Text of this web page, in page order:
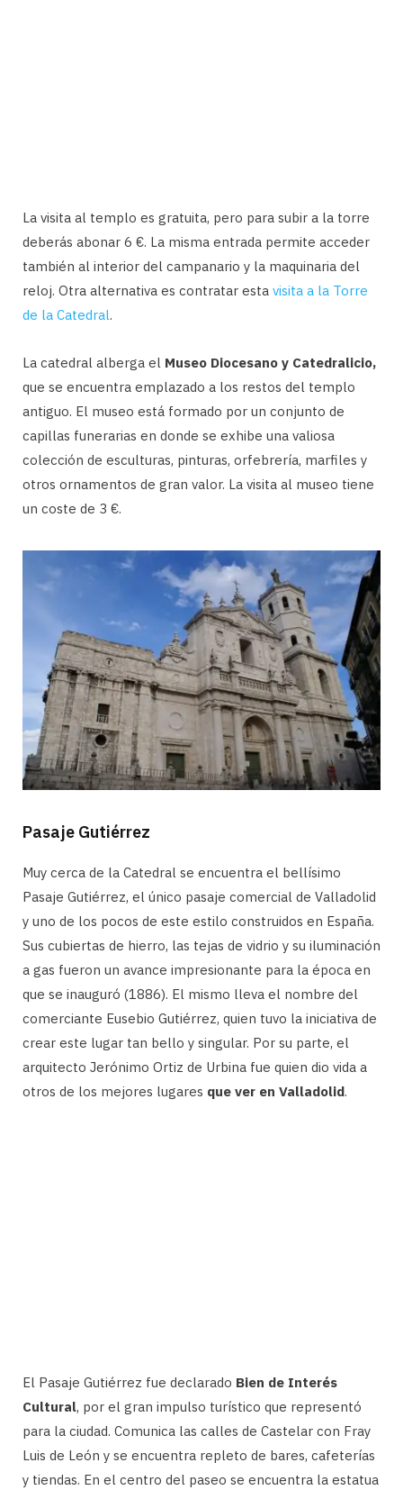
La visita al templo es gratuita, pero para subir a la torre
deberás abonar 6 €. La misma entrada permite acceder
también al interior del campanario y la maquinaria del
reloj. Otra alternativa es contratar esta visita a la Torre
de la Catedral.
La catedral alberga el Museo Diocesano y Catedralicio,
que se encuentra emplazado a los restos del templo
antiguo. El museo está formado por un conjunto de
capillas funerarias en donde se exhibe una valiosa
colección de esculturas, pinturas, orfebrería, marfiles y
otros ornamentos de gran valor. La visita al museo tiene
un coste de 3 €.
Pasaje Gutiérrez
Muy cerca de la Catedral se encuentra el bellísimo
Pasaje Gutiérrez, el único pasaje comercial de Valladolid
y uno de los pocos de este estilo construidos en España.
Sus cubiertas de hierro, las tejas de vidrio y su iluminación
a gas fueron un avance impresionante para la época en
que se inauguró (1886). El mismo lleva el nombre del
comerciante Eusebio Gutiérrez, quien tuvo la iniciativa de
crear este lugar tan bello y singular. Por su parte, el
arquitecto Jerónimo Ortiz de Urbina fue quien dio vida a
otros de los mejores lugares que ver en Valladolid.
El Pasaje Gutiérrez fue declarado Bien de Interés
Cultural, por el gran impulso turístico que representó
para la ciudad. Comunica las calles de Castelar con Fray
Luis de León y se encuentra repleto de bares, cafeterías
y tiendas. En el centro del paseo se encuentra la estatua